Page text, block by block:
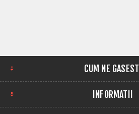
CUM NE GASESTI
INFORMATII